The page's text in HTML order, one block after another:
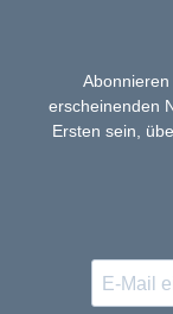
erscheinenden
Ersten sein,